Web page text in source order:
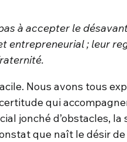
à accepter le
entrepreneurial ; leur
Nous avons tous
qui
jonché d’obstacles,
que naît le désir